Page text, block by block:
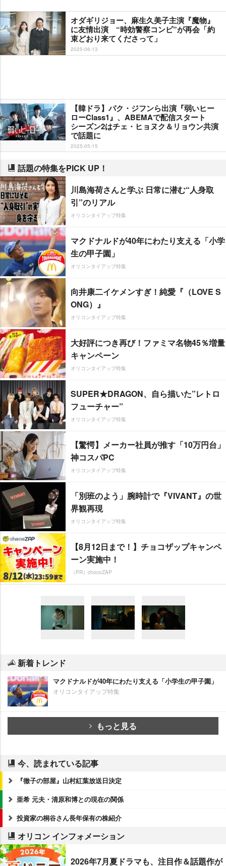
オダギリジョー、麻生久美子主演『魔物』
に友情出演 “時効警察コンビ”が再会「約
束どおり来てくださって」
2025-06-13
【韓ドラ】パク・ジフンら出演『弱いヒー
ローClass1』、ABEMAで配信スタート
シーズン2はチェ・ヒョヌク＆リョウン共演
で話題に
2025-05-15
話題の特集をPICK UP！
川島海荷さんと学ぶ 日常に潜む“人身取
引”のリアル
オリコンタイアップ特集
マクドナルドが40年にわたり支える「小学
生の甲子園」
オリコンタイアップ特集
向井康二イケメンすぎ！純愛『（LOVE S
ONG）』
オリコンタイアップ特集
大好評につき再び！ファミマ名物45％増量
キャンペーン
オリコンタイアップ特集
SUPER★DRAGON、自ら描いた”レトロ
フューチャー”
オリコンタイアップ特集
【驚愕】メーカー社員が推す「10万円台」
神コスパPC
オリコンタイアップ特集
「別班のよう」腕時計で『VIVANT』の世
界観再現
オリコンタイアップ特集
【8月12日まで！】チョコザップキャンペ
ーン実施中！
（PR）chocoZAP
新着トレンド
マクドナルドが40年にわたり支える「小学生の甲子園」
オリコンタイアップ特集
もっと見る
今、読まれている記事
『徹子の部屋』山村紅葉放送日決定
亜希 元夫・清原和博との現在の関係
投資家の桐谷さん長年保有の株紹介
オリコン インフォメーション
2026年7月夏ドラマも、注目作＆話題作が